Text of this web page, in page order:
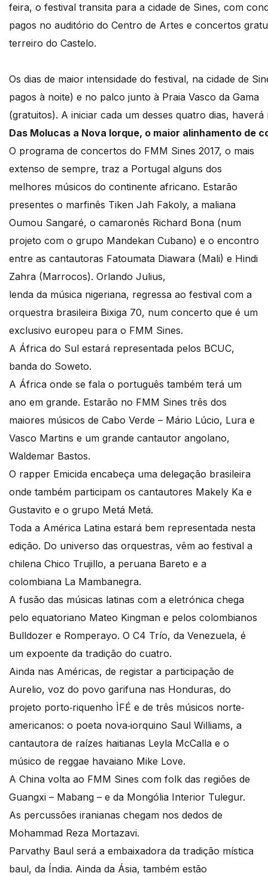
feira, o festival transita para a cidade de Sines, com
pagos no auditório do Centro de Artes e concertos
terreiro do Castelo.
Os dias de maior intensidade do festival, na cidade de
pagos à noite) e no palco junto à Praia Vasco da Gama
(gratuitos). A iniciar cada um desses quatro dias,
Das Molucas a Nova Iorque, o maior alinhamento de
O programa de concertos do FMM Sines 2017, o mais
extenso de sempre, traz a Portugal alguns dos
melhores músicos do continente africano. Estarão
presentes o marfinês Tiken Jah Fakoly, a maliana
Oumou Sangaré, o camaronês Richard Bona (num
projeto com o grupo Mandekan Cubano) e o encontro
entre as cantautoras Fatoumata Diawara (Mali) e Hindi
Zahra (Marrocos). Orlando Julius,
lenda da música nigeriana, regressa ao festival com a
orquestra brasileira Bixiga 70, num concerto que é um
exclusivo europeu para o FMM Sines.
A África do Sul estará representada pelos BCUC,
banda do Soweto.
A África onde se fala o português também terá um
ano em grande. Estarão no FMM Sines três dos
maiores músicos de Cabo Verde – Mário Lúcio, Lura e
Vasco Martins e um grande cantautor angolano,
Waldemar Bastos.
O rapper Emicida encabeça uma delegação brasileira
onde também participam os cantautores Makely Ka e
Gustavito e o grupo Metá Metá.
Toda a América Latina estará bem representada nesta
edição. Do universo das orquestras, vêm ao festival a
chilena Chico Trujillo, a peruana Bareto e a
colombiana La Mambanegra.
A fusão das músicas latinas com a eletrónica chega
pelo equatoriano Mateo Kingman e pelos colombianos
Bulldozer e Romperayo. O C4 Trío, da Venezuela, é
um expoente da tradição do cuatro.
Ainda nas Américas, de registar a participação de
Aurelio, voz do povo garifuna nas Honduras, do
projeto porto‐riquenho ÌFÉ e de três músicos norte‐
americanos: o poeta nova‐iorquino Saul Williams, a
cantautora de raízes haitianas Leyla McCalla e o
músico de reggae havaiano Mike Love.
A China volta ao FMM Sines com folk das regiões de
Guangxi – Mabang – e da Mongólia Interior Tulegur.
As percussões iranianas chegam nos dedos de
Mohammad Reza Mortazavi.
Parvathy Baul será a embaixadora da tradição mística
baul, da Índia. Ainda da Ásia, também estão